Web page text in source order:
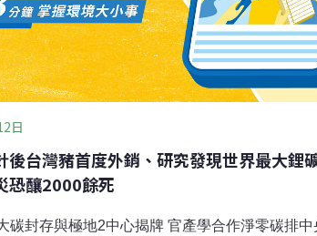
日
後台灣豬首度外銷、研究發現世界最大鋰
恐釀2000餘死
碳封存與極地2中心揭牌 官產學合作淨零碳排